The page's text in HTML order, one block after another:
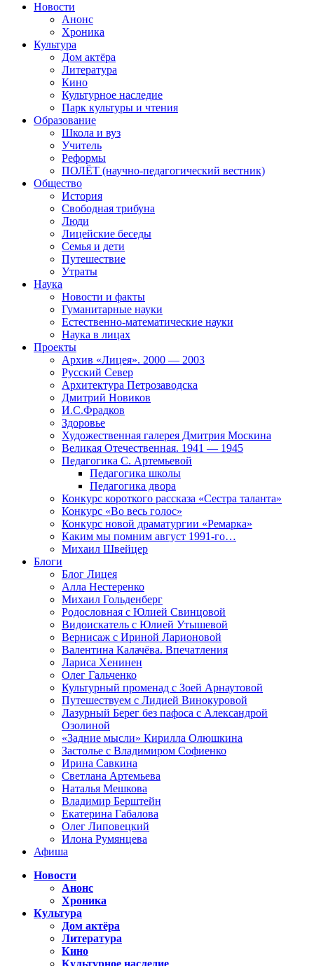
Новости
Анонс
Хроника
Культура
Дом актёра
Литература
Кино
Культурное наследие
Парк культуры и чтения
Образование
Школа и вуз
Учитель
Реформы
ПОЛЁТ (научно-педагогический вестник)
Общество
История
Свободная трибуна
Люди
Лицейские беседы
Семья и дети
Путешествие
Утраты
Наука
Новости и факты
Гуманитарные науки
Естественно-математические науки
Наука в лицах
Проекты
Архив «Лицея». 2000 — 2003
Русский Север
Архитектура Петрозаводска
Дмитрий Новиков
И.С.Фрадков
Здоровье
Художественная галерея Дмитрия Москина
Великая Отечественная. 1941 — 1945
Педагогика С. Артемьевой
Педагогика школы
Педагогика двора
Конкурс короткого рассказа «Сестра таланта»
Конкурс «Во весь голос»
Конкурс новой драматургии «Ремарка»
Каким мы помним август 1991-го…
Михаил Швейцер
Блоги
Блог Лицея
Алла Нестеренко
Михаил Гольденберг
Родословная с Юлией Свинцовой
Видоискатель с Юлией Утышевой
Вернисаж с Ириной Ларионовой
Валентина Калачёва. Впечатления
Лариса Хенинен
Олег Гальченко
Культурный променад с Зоей Арнаутовой
Путешествуем с Лидией Винокуровой
Лазурный Берег без пафоса с Александрой
Озолиной
«Задние мысли» Кирилла Олюшкина
Застолье с Владимиром Софиенко
Ирина Савкина
Светлана Артемьева
Наталья Мешкова
Владимир Берштейн
Екатерина Габалова
Олег Липовецкий
Илона Румянцева
Афиша
Новости
Анонс
Хроника
Культура
Дом актёра
Литература
Кино